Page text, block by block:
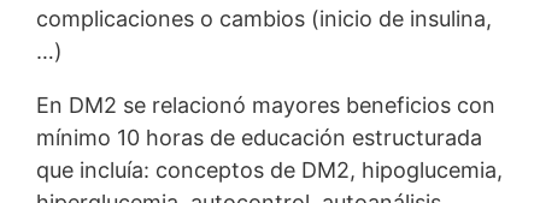
complicaciones o cambios (inicio de insulina,
…)
En DM2 se relacionó mayores beneficios con
mínimo 10 horas de educación estructurada
que incluía: conceptos de DM2, hipoglucemia,